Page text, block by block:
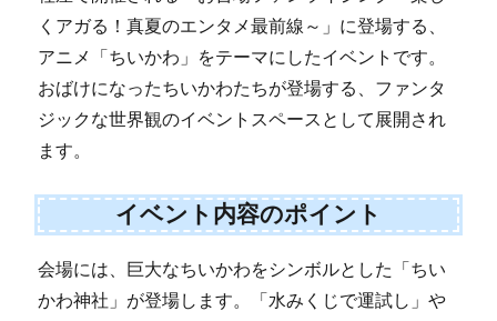
くアガる！真夏のエンタメ最前線～」に登場する、
アニメ「ちいかわ」をテーマにしたイベントです。
おばけになったちいかわたちが登場する、ファンタ
ジックな世界観のイベントスペースとして展開され
ます。
イベント内容のポイント
会場には、巨大なちいかわをシンボルとした「ちい
かわ神社」が登場します。「水みくじで運試し」や